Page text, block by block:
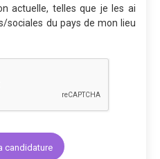
actuelle, telles que je les ai
sociales du pays de mon lieu